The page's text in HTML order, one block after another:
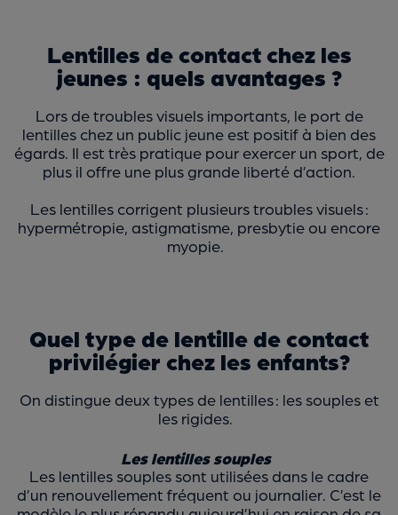
Lentilles de contact chez les
jeunes : quels avantages ?
Lors de troubles visuels importants, le port de
lentilles chez un public jeune est positif à bien des
égards. Il est très pratique pour exercer un sport, de
plus il offre une plus grande liberté d’action.
Les lentilles corrigent plusieurs troubles visuels :
hypermétropie, astigmatisme, presbytie ou encore
myopie.
Quel type de lentille de contact
privilégier chez les enfants?
On distingue deux types de lentilles : les souples et
les rigides.
Les lentilles souples
Les lentilles souples sont utilisées dans le cadre
d’un renouvellement fréquent ou journalier. C’est le